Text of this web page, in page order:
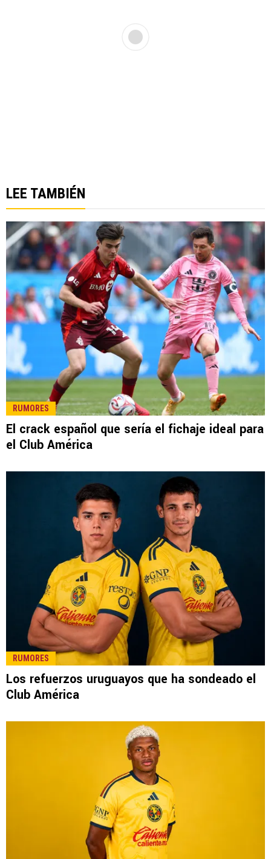
LEE TAMBIÉN
RUMORES
El crack español que sería el fichaje ideal para
el Club América
RUMORES
Los refuerzos uruguayos que ha sondeado el
Club América